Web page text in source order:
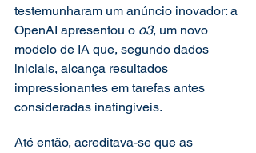
testemunharam um anúncio inovador: a
OpenAI apresentou o o3, um novo
modelo de IA que, segundo dados
iniciais, alcança resultados
impressionantes em tarefas antes
consideradas inatingíveis.
Até então, acreditava-se que as